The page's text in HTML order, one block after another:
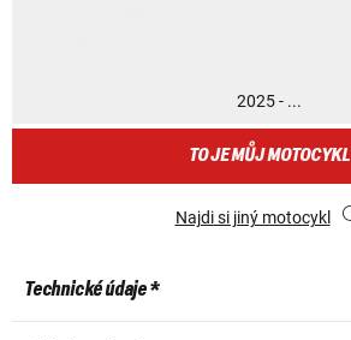
2025 - ...
TO JE MŮJ MOTOCYKL
Najdi si jiný motocykl
Technické údaje *